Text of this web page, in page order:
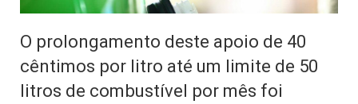
O prolongamento deste apoio de 40
cêntimos por litro até um limite de 50
litros de combustível por mês foi